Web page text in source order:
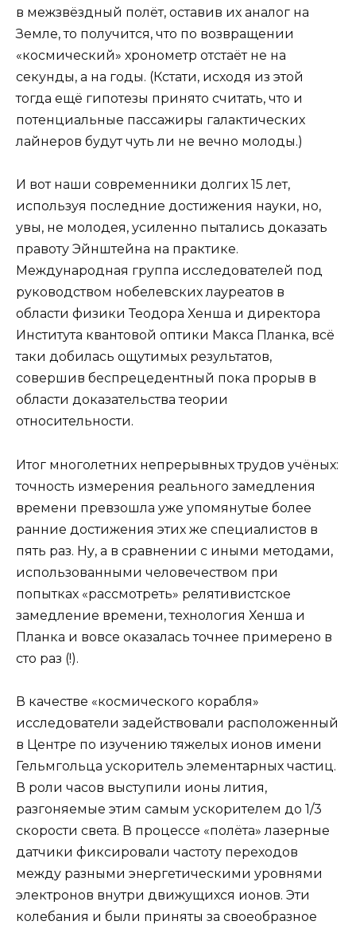
в межзвёздный полёт, оставив их аналог на
Земле, то получится, что по возвращении
«космический» хронометр отстаёт не на
секунды, а на годы. (Кстати, исходя из этой
тогда ещё гипотезы принято считать, что и
потенциальные пассажиры галактических
лайнеров будут чуть ли не вечно молоды.)
И вот наши современники долгих 15 лет,
используя последние достижения науки, но,
увы, не молодея, усиленно пытались доказать
правоту Эйнштейна на практике.
Международная группа исследователей под
руководством нобелевских лауреатов в
области физики Теодора Хенша и директора
Института квантовой оптики Макса Планка, всё
таки добилась ощутимых результатов,
совершив беспрецедентный пока прорыв в
области доказательства теории
относительности.
Итог многолетних непрерывных трудов учёных:
точность измерения реального замедления
времени превзошла уже упомянутые более
ранние достижения этих же специалистов в
пять раз. Ну, а в сравнении с иными методами,
использованными человечеством при
попытках «рассмотреть» релятивистское
замедление времени, технология Хенша и
Планка и вовсе оказалась точнее примерено в
сто раз (!).
В качестве «космического корабля»
исследователи задействовали расположенный
в Центре по изучению тяжелых ионов имени
Гельмгольца ускоритель элементарных частиц.
В роли часов выступили ионы лития,
разгоняемые этим самым ускорителем до 1/3
скорости света. В процессе «полёта» лазерные
датчики фиксировали частоту переходов
между разными энергетическими уровнями
электронов внутри движущихся ионов. Эти
колебания и были приняты за своеобразное